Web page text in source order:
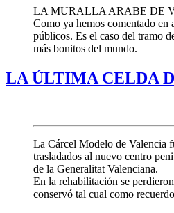
LA MURALLA ARABE DE
Como ya hemos comentado en
públicos. Es el caso del tramo
más bonitos del mundo.
LA ÚLTIMA CELDA
La Cárcel Modelo de Valencia
trasladados al nuevo centro
de la Generalitat Valenciana.
En la rehabilitación se
conservó tal cual como